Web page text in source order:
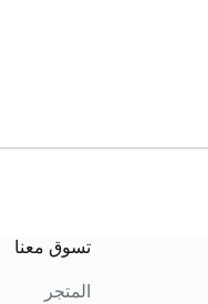
تسوق معنا
المتجر